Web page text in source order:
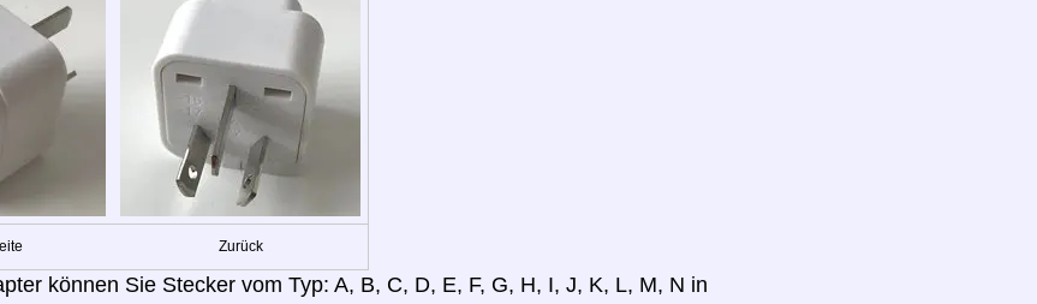
Zurück
können Sie Stecker vom Typ: A, B, C, D, E, F, G, H, I, J, K, L, M, N in